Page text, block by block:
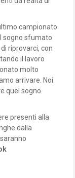
campionato
sogno sfumato
riprovarci, con
il lavoro
molto
arrivare. Noi
quel sogno
presenti alla
dalla